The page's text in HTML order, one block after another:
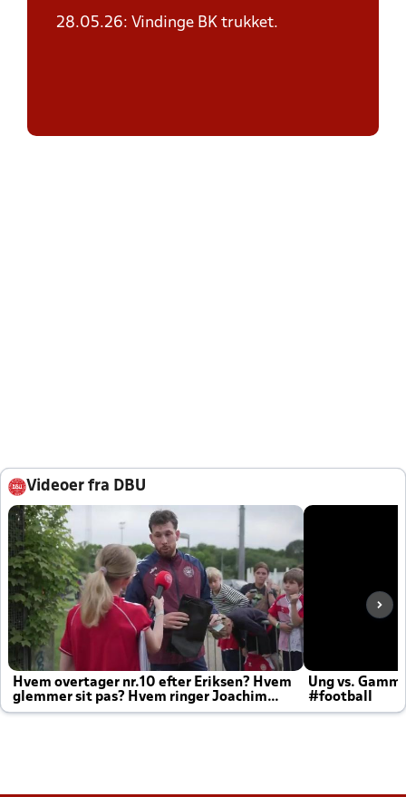
28.05.26: Vindinge BK trukket.
Videoer fra DBU
Hvem overtager nr.10 efter Eriksen? Hvem
glemmer sit pas? Hvem ringer Joachim
altid til efter kampe?
Ung vs.
#football